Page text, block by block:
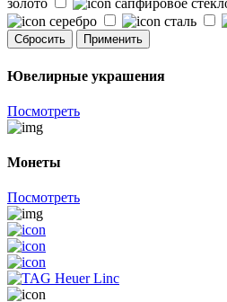
золото сапфировое
серебро
сталь
Сбросить Применить
Ювелирные украшения
Посмотреть
Монеты
Посмотреть